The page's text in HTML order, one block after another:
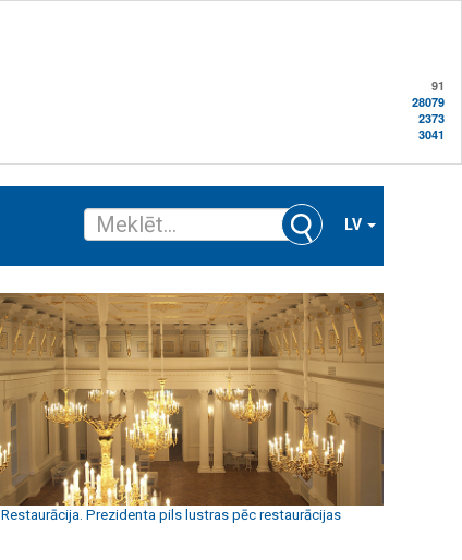
91
28079
2373
3041
LV
Restaurācija. Prezidenta pils lustras pēc restaurācijas